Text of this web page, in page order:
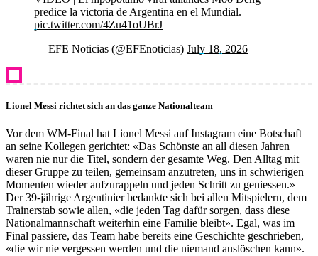
predice la victoria de Argentina en el Mundial.
pic.twitter.com/4Zu41oUBrJ
— EFE Noticias (@EFEnoticias) July 18, 2026
Lionel Messi richtet sich an das ganze Nationalteam
Vor dem WM-Final hat Lionel Messi auf Instagram eine Botschaft
an seine Kollegen gerichtet: «Das Schönste an all diesen Jahren
waren nie nur die Titel, sondern der gesamte Weg. Den Alltag mit
dieser Gruppe zu teilen, gemeinsam anzutreten, uns in schwierigen
Momenten wieder aufzurappeln und jeden Schritt zu geniessen.»
Der 39-jährige Argentinier bedankte sich bei allen Mitspielern, dem
Trainerstab sowie allen, «die jeden Tag dafür sorgen, dass diese
Nationalmannschaft weiterhin eine Familie bleibt». Egal, was im
Final passiere, das Team habe bereits eine Geschichte geschrieben,
«die wir nie vergessen werden und die niemand auslöschen kann».